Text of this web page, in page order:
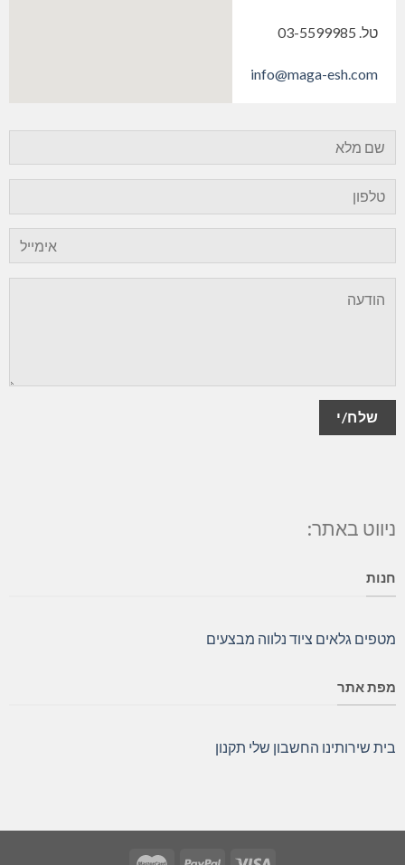
טל. 03-5599985
info@maga-esh.com
ניווט באתר:
חנות
מטפיםגלאיםציוד נלווהמבצעים
מפת אתר
ביתשירותינוהחשבון שליתקנון